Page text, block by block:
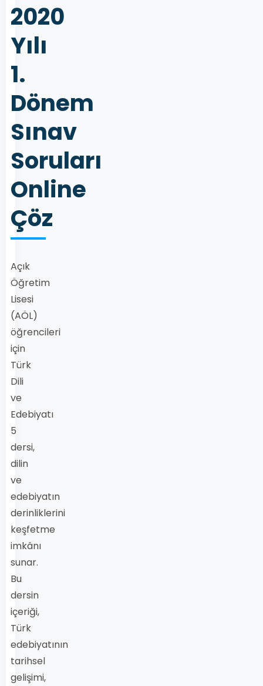
2020
Yılı
1.
Dönem
Sınav
Soruları
Online
Çöz
Açık
Öğretim
Lisesi
(AÖL)
öğrencileri
için
Türk
Dili
ve
Edebiyatı
5
dersi,
dilin
ve
edebiyatın
derinliklerini
keşfetme
imkânı
sunar.
Bu
dersin
içeriği,
Türk
edebiyatının
tarihsel
gelişimi,